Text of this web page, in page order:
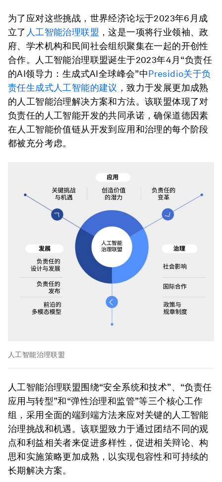
为了应对这些挑战，世界经济论坛于2023年6月成
立了 人工智能治理联盟 ，这是一项将行业领袖、政
府、学术机构和民间社会组织聚集在一起的开创性
合作。人工智能治理联盟诞生于2023年4月“负责任
的AI领导力：生成式AI全球峰会”中Presidio关于负
责任生成式人工智能的建议 ，致力于发展更加成熟
的人工智能治理解决方案和方法。该联盟体现了对
负责任的人工智能开发的共同承诺，确保道德因素
在人工智能价值链从开发到应用和治理的每个阶段
都被充分考虑。
人工智能治理联盟
人工智能治理联盟围绕“安全系统和技术”、“负责任
应用与转型”和“弹性治理和监管”等三个核心工作
组，采用全面的端到端方法来应对关键的人工智能
治理挑战和机遇。该联盟致力于通过团结不同的观
点和利益相关者来促进多样性，促进相关辩论、构
思和实施策略更加成熟，以实现包容性和可持续的
长期解决方案。